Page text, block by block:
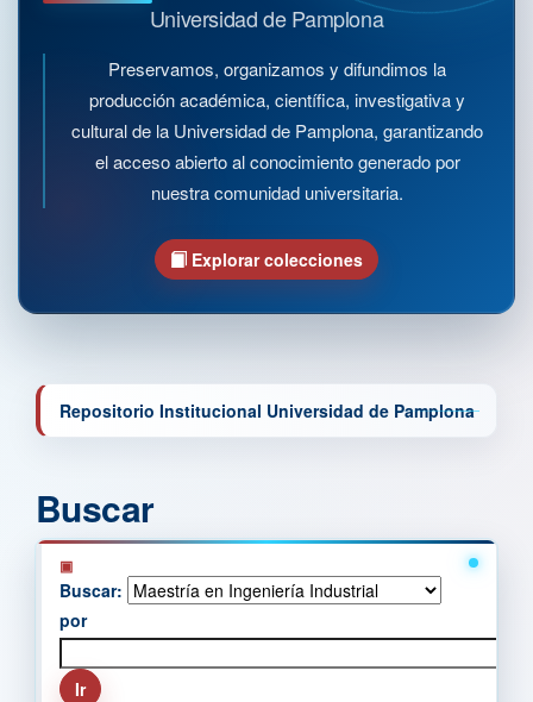
Universidad de Pamplona
Preservamos, organizamos y difundimos la
producción académica, científica, investigativa y
cultural de la Universidad de Pamplona, garantizando
el acceso abierto al conocimiento generado por
nuestra comunidad universitaria.
Explorar colecciones
Repositorio Institucional Universidad de Pamplona
Buscar
Buscar:
por